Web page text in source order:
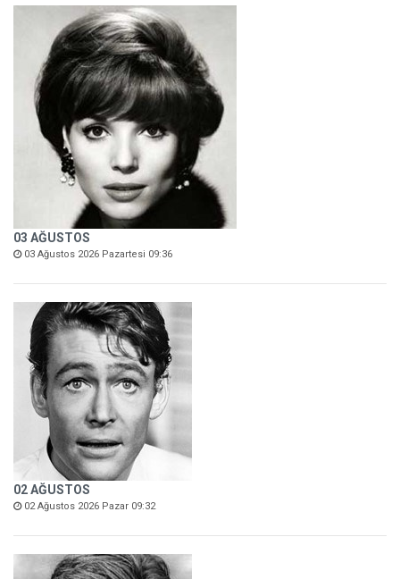
03 AĞUSTOS
03 Ağustos 2026 Pazartesi 09:36
02 AĞUSTOS
02 Ağustos 2026 Pazar 09:32